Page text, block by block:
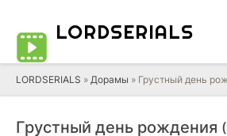
LORDSERIALS
LORDSERIALS » Дорамы » Грустный день
Грустный день рождения